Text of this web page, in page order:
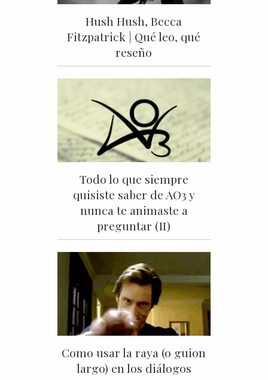
Hush Hush, Becca
Fitzpatrick | Qué leo, qué
reseño
Todo lo que siempre
quisiste saber de AO3 y
nunca te animaste a
preguntar (II)
Como usar la raya (o guion
largo) en los diálogos